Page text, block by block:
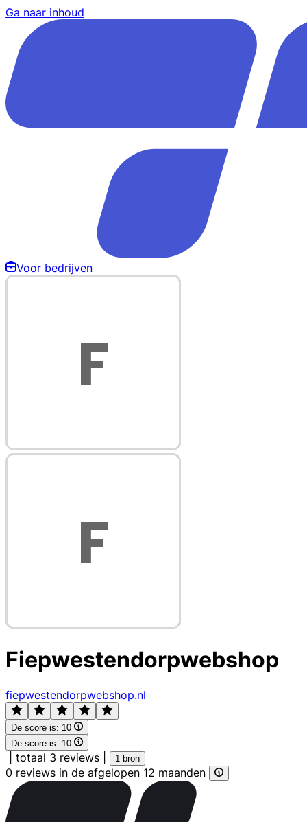
Ga naar inhoud
Voor bedrijven
Fiepwestendorpwebshop
fiepwestendorpwebshop.nl
De score is: 10
De score is: 10
totaal 3 reviews 1 bron
0 reviews in de afgelopen 12 maanden